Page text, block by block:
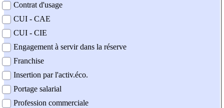
Contrat d'usage
CUI - CAE
CUI - CIE
Engagement à servir dans la réserve
Franchise
Insertion par l'activ.éco.
Portage salarial
Profession commerciale